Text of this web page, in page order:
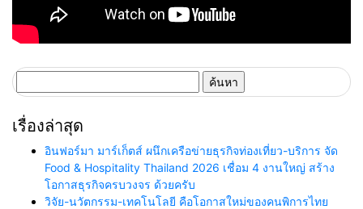
สำหรับ:
เรื่องล่าสุด
อินฟอร์มา มาร์เก็ตส์ ผนึกเครือข่ายธุรกิจท่องเที่ยว-บริการ จัด
Food & Hospitality Thailand 2026 เชื่อม 4 งานใหญ่ สร้าง
โอกาสธุรกิจครบวงจร ด้วยครับ
วิจัย-นวัตกรรม-เทคโนโลยี คือโอกาสใหม่ของคนพิการไทย